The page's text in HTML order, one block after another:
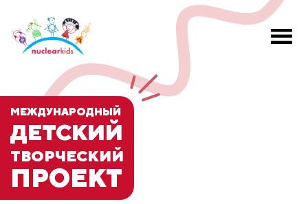
МЕЖДУНАРОДНЫЙ
ДЕТСКИЙ
ТВОРЧЕСКИЙ
ПРОЕКТ